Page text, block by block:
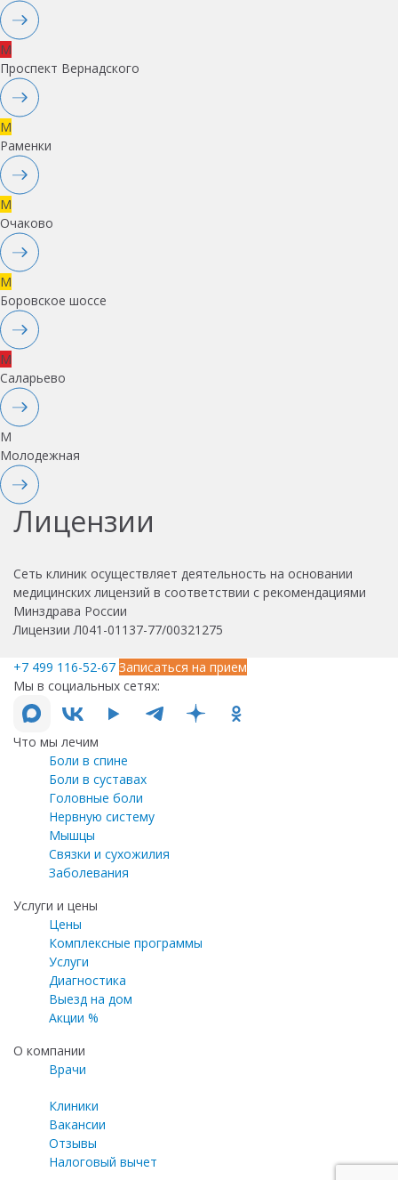
M
Проспект Вернадского
M
Раменки
M
Очаково
M
Боровское шоссе
M
Саларьево
M
Молодежная
Лицензии
Сеть клиник осуществляет деятельность на основании
медицинских лицензий в соответствии с рекомендациями
Минздрава России
Лицензии Л041-01137-77/00321275
+7 499 116-52-67 Записаться на прием
Мы в социальных сетях:
Что мы лечим
Боли в спине
Боли в суставах
Головные боли
Нервную систему
Мышцы
Связки и сухожилия
Заболевания
Услуги и цены
Цены
Комплексные программы
Услуги
Диагностика
Выезд на дом
Акции %
О компании
Врачи
Клиники
Вакансии
Отзывы
Налоговый вычет